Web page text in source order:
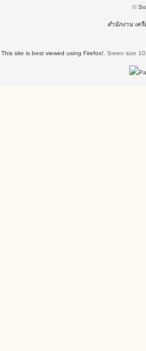
©
สำนักงาน เค
This site is best viewed using Firefox! Sreen size